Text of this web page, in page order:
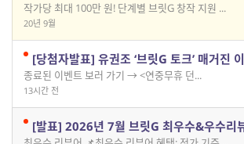
작가당 최대 100만 원! 단계별 브릿G 창작 지원 ...
20년 9월
[당첨자발표] 유권조 ‘브릿G 토크’ 매거진
종료된 이벤트 보러 가기 → <연중무휴 던...
13시간 전
[발표] 2026년 7월 브릿G 최우수&우수